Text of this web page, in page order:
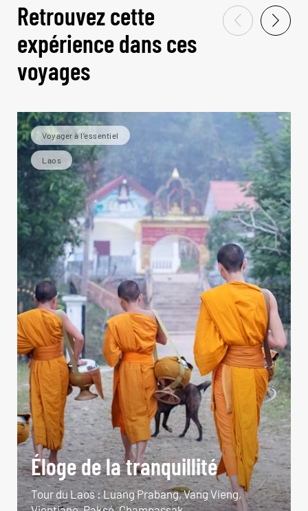
Retrouvez cette
expérience dans ces
voyages
Voyager à l’essentiel
Laos
Éloge de la tranquillité
Tour du Laos : Luang Prabang, Vang Vieng,